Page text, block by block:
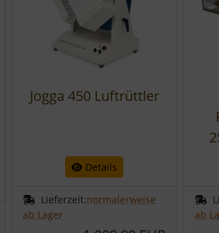
Jogga 450 Luftrüttler
Details
Lieferzeit:normalerweise
ab Lager
ab